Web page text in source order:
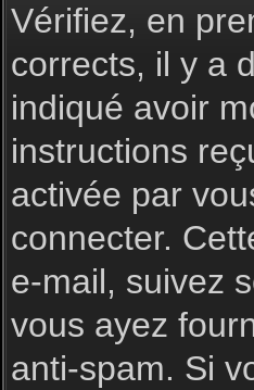
Vérifiez, en
corrects, il y a
indiqué avoir
instructions
activée par
connecter.
e-mail, suivez
vous ayez
anti-spam. Si